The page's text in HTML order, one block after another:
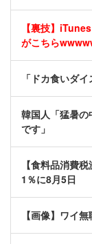
【裏技】
がこちら
「ドカ食いダ
韓国人「猛暑
です」
【食料品消費
1％に8月5日
【画像】ワイ